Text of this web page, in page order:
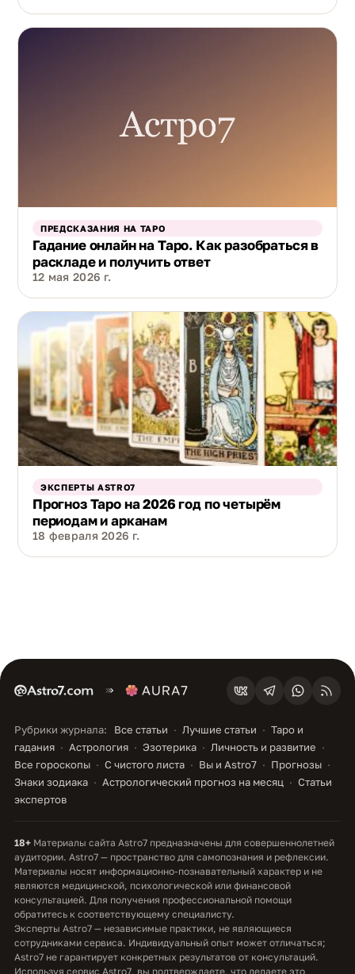
ПРЕДСКАЗАНИЯ НА ТАРО
Гадание онлайн на Таро. Как разобраться в
раскладе и получить ответ
12 мая 2026 г.
ЭКСПЕРТЫ ASTRO7
Прогноз Таро на 2026 год по четырём
периодам и арканам
18 февраля 2026 г.
Рубрики журнала: Все статьи Лучшие статьи
Таро и
гадания
Астрология Эзотерика
Личность и развитие
Все гороскопы
С чистого листа Вы и Astro7
Прогнозы
Знаки зодиака
Астрологический прогноз на месяц
Статьи
экспертов
18+ Материалы сайта Astro7 предназначены для совершеннолетней
аудитории. Astro7 — пространство для самопознания и рефлексии.
Материалы носят информационно-познавательный характер и не
являются медицинской, психологической или финансовой
консультацией. Для получения профессиональной помощи
обратитесь к соответствующему специалисту.
Эксперты Astro7 — независимые практики, не являющиеся
сотрудниками сервиса. Индивидуальный опыт может отличаться;
Astro7 не гарантирует конкретных результатов от консультаций.
Используя сервис Astro7, вы подтверждаете, что делаете это